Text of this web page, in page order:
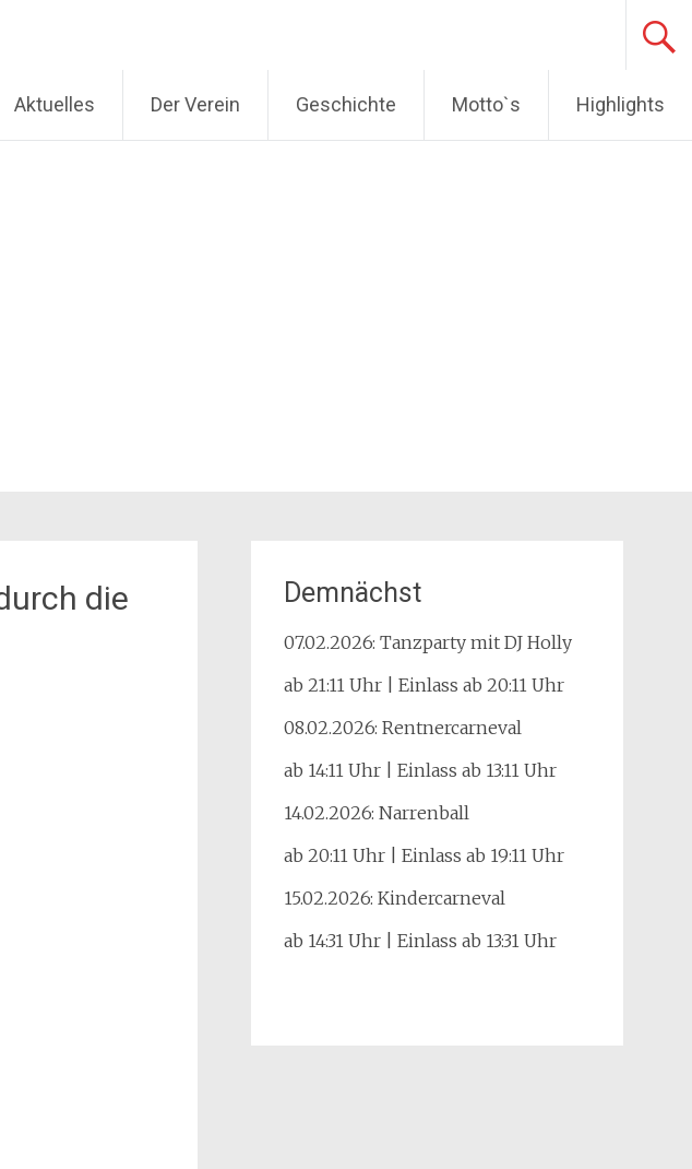
Aktuelles Der Verein Geschichte Motto`s Highlights
die
Demnächst
07.02.2026: Tanzparty mit DJ Holly
ab 21:11 Uhr | Einlass ab 20:11 Uhr
08.02.2026: Rentnercarneval
ab 14:11 Uhr | Einlass ab 13:11 Uhr
14.02.2026: Narrenball
ab 20:11 Uhr | Einlass ab 19:11 Uhr
15.02.2026: Kindercarneval
ab 14:31 Uhr | Einlass ab 13:31 Uhr